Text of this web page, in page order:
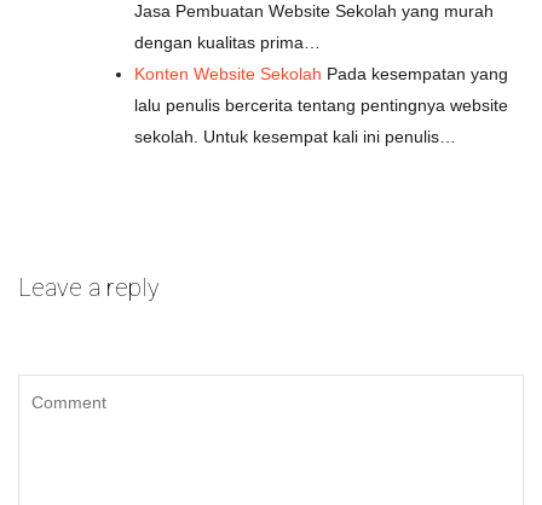
Jasa Pembuatan Website Sekolah yang murah
dengan kualitas prima…
Konten Website Sekolah Pada kesempatan yang
lalu penulis bercerita tentang pentingnya website
sekolah. Untuk kesempat kali ini penulis…
Leave a reply